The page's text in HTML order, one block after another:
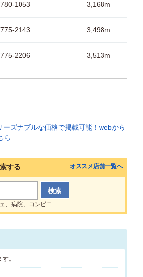
1053 3,168m
2143 3,498m
2206 3,513m
する
、病院、コンビニ
オススメ店舗一覧へ
。